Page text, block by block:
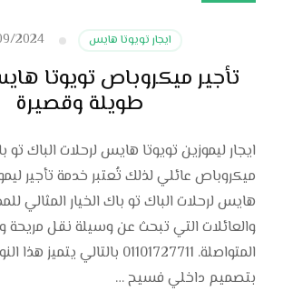
ايجار تويوتا هايس 2024
تأجير ميكروباص تويوتا
طويلة وقصيرة
ايجار ليموزين تويوتا هايس لرحلات الباك تو
ميكروباص عائلي لذلك تُعتبر خدمة تأجير
هايس لرحلات الباك تو باك الخيار المثالي
والعائلات التي تبحث عن وسيلة نقل مريحة
المتواصلة. 01101727711 بالتالي
بتصميم داخلي فسيح …